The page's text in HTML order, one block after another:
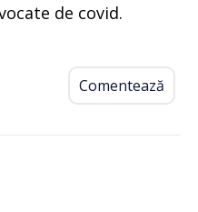
de covid.
Comentează